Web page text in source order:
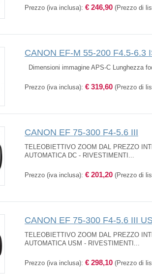
Prezzo (iva inclusa): € 246,90 (Prezzo di
CANON EF-M 55-200 F4.5-6.3
Dimensioni immagine APS-C Lunghezza
Prezzo (iva inclusa): € 319,60 (Prezzo di
CANON EF 75-300 F4-5.6 III
TELEOBIETTIVO ZOOM DAL PREZZO
AUTOMATICA DC - RIVESTIMENTI...
Prezzo (iva inclusa): € 201,20 (Prezzo di
CANON EF 75-300 F4-5.6 III
TELEOBIETTIVO ZOOM DAL PREZZO
AUTOMATICA USM - RIVESTIMENTI...
Prezzo (iva inclusa): € 298,10 (Prezzo di